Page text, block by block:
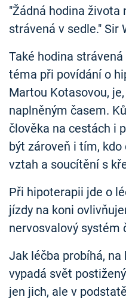
"Žádná hodina života
strávená v sedle." Sir
Také hodina
téma při povídání o
Martou Kotasovou,
naplněným časem.
člověka na cestách i
být zároveň i tím,
vztah a soucítění s
Při hipoterapii jde o
jízdy na koni
nervosvalový systém
Jak léčba probíhá,
vypadá svět
jen jich, ale v